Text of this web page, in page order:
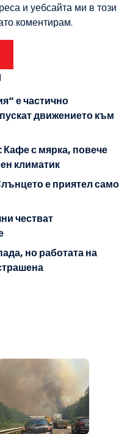
и уебсайта ми в този
коментирам.
е частично
движението към
Кафе с мярка, повече
климатик
е приятел само
честват
но работата на